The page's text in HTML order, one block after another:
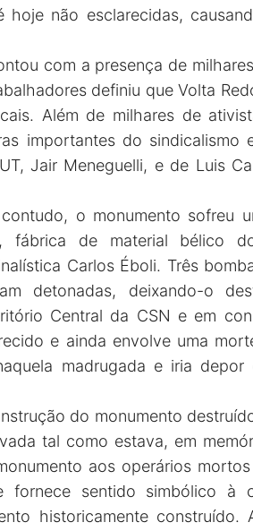
não esclarecidas,
com a presença de
definiu que Volta
Além de milhares de
importantes do sindicalismo
Jair Meneguelli, e de Luis
o monumento sofreu
fábrica de material bélico
Carlos Éboli. Três
detonadas, deixando-o
Central da CSN e em
e ainda envolve uma
madrugada e iria depor
do monumento
tal como estava, em
aos operários
fornece sentido simbólico à
historicamente construído.